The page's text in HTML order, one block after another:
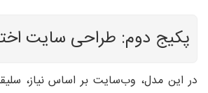
پکیج دوم: طراحی سایت
در این مدل، وب‌سایت بر اساس نیاز،